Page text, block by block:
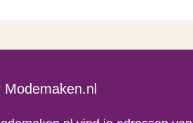
Modemaken.nl